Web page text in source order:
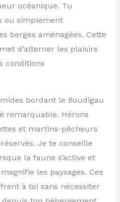
océanique. Tu
ou simplement
berges aménagées. Cette
d’alterner les plaisirs
conditions
bordant le Boudigau
remarquable. Hérons
et martins-pêcheurs
Je te conseille
la faune s’active et
les paysages. Ces
à toi sans nécessiter